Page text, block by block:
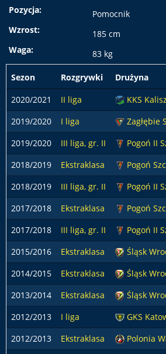
Pozycja:
Pomocnik
Wzrost:
185 cm
Waga:
83 kg
Sezon Rozgrywki Drużyna
2020/2021
II liga KKS Kalisz
2019/2020
I liga Zagłębie
2019/2020
III liga, gr. II Pogoń II
2018/2019
Ekstraklasa Pogoń
2018/2019
III liga, gr. II Pogoń II
2017/2018
Ekstraklasa Pogoń
2017/2018
III liga, gr. II Pogoń II
2015/2016
Ekstraklasa Śląsk
2014/2015
Ekstraklasa Śląsk
2013/2014
Ekstraklasa Śląsk
2012/2013
I liga
GKS
2012/2013
Ekstraklasa Polonia